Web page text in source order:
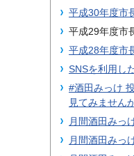
平成30年度市
平成29年度市
平成28年度市
SNSを利用し
#酒田みっけ
見てみません
月間酒田みっ
月間酒田みっ